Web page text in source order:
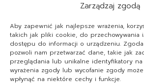
Zarządzaj zgodą
Aby zapewnić jak najlepsze wrażenia,
takich jak pliki cookie, do przechowywania
dostępu do informacji o urządzeniu.
pozwoli nam przetwarzać dane, takie jak
przeglądania lub unikalne identyfikatory
wyrażenia zgody lub wycofanie zgody
wpłynąć na niektóre cechy i funkcje.